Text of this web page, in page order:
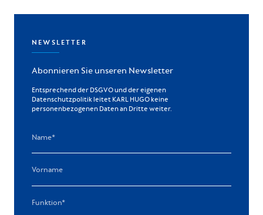
NEWSLETTER
Abonnieren Sie unseren Newsletter
Entsprechend der DSGVO und der eigenen
Datenschutzpolitik leitet KARL HUGO keine
personenbezogenen Daten an Dritte weiter.